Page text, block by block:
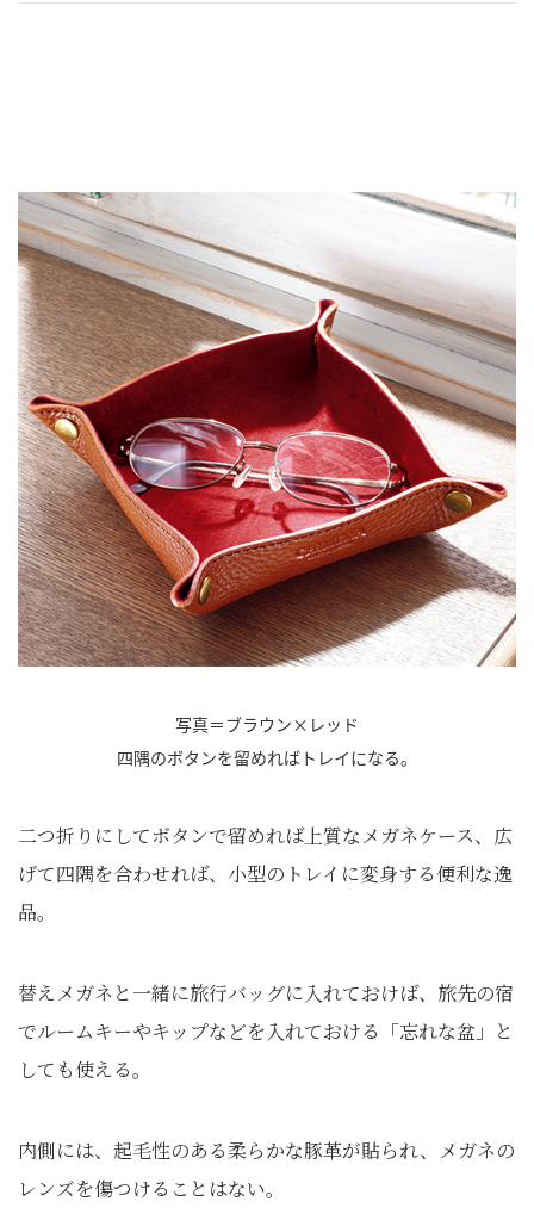
写真＝ブラウン×レッド
四隅のボタンを留めればトレイになる。
二つ折りにしてボタンで留めれば上質なメガネケース、広
げて四隅を合わせれば、小型のトレイに変身する便利な逸
品。
替えメガネと一緒に旅行バッグに入れておけば、旅先の宿
でルームキーやキップなどを入れておける「忘れな盆」と
しても使える。
内側には、起毛性のある柔らかな豚革が貼られ、メガネの
レンズを傷つけることはない。